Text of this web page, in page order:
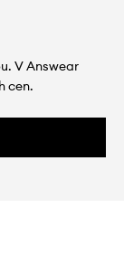
V Answear
cen.